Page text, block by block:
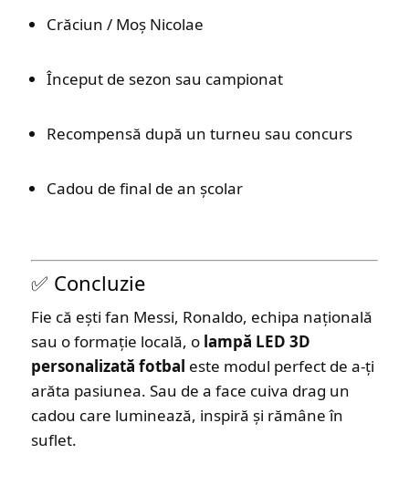
Crăciun / Moș Nicolae
Început de sezon sau campionat
Recompensă după un turneu sau concurs
Cadou de final de an școlar
✅ Concluzie
Fie că ești fan Messi, Ronaldo, echipa națională
sau o formație locală, o lampă LED 3D
personalizată fotbal este modul perfect de a-ți
arăta pasiunea. Sau de a face cuiva drag un
cadou care luminează, inspiră și rămâne în
suflet.